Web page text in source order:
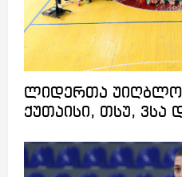
ლიდერთა უიღბლო
ქუთაისი, თსუ, ვსა